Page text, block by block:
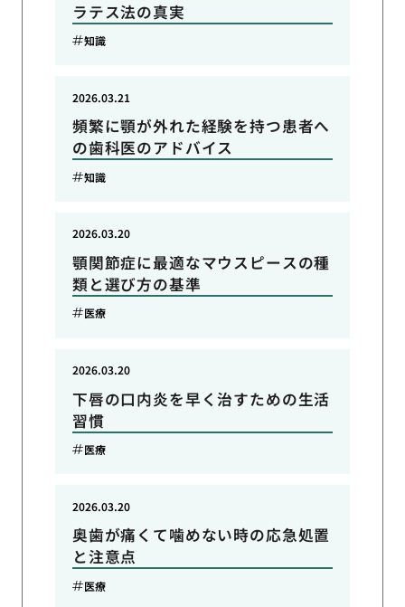
ラテス法の真実
知識
頻繁に顎が外れた経験を持つ患者へ
の歯科医のアドバイス
2026.03.21
知識
顎関節症に最適なマウスピースの種
類と選び方の基準
2026.03.20
医療
下唇の口内炎を早く治すための生活
習慣
2026.03.20
医療
奥歯が痛くて噛めない時の応急処置
と注意点
2026.03.20
医療